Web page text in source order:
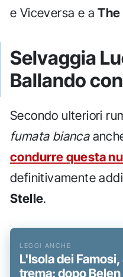
e Viceversa e a
Selvaggia
Ballando
Secondo ulteriori
fumata bianca
condurre questa
definitivamente
Stelle.
L'Isola dei
trema: dopo